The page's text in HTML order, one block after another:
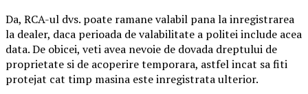
Da, RCA-ul dvs. poate ramane valabil pana la inregistrarea
la dealer, daca perioada de valabilitate a politei include acea
data. De obicei, veti avea nevoie de dovada dreptului de
proprietate si de acoperire temporara, astfel incat sa fiti
protejat cat timp masina este inregistrata ulterior.